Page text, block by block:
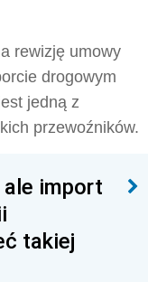
rewizję umowy
drogowym
jedną z
przewoźników.
ale import
takiej